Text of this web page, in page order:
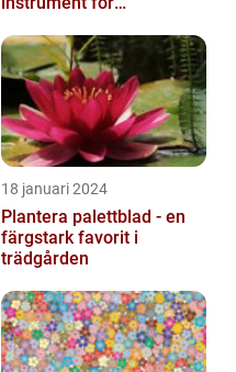
18 januari 2024
Plantera palettblad - en
färgstark favorit i
trädgården